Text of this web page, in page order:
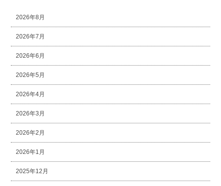
2026年8月
2026年7月
2026年6月
2026年5月
2026年4月
2026年3月
2026年2月
2026年1月
2025年12月